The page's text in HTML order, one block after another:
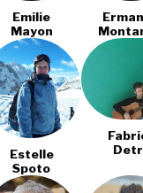
Emilie
Mayon
Estelle
Spoto